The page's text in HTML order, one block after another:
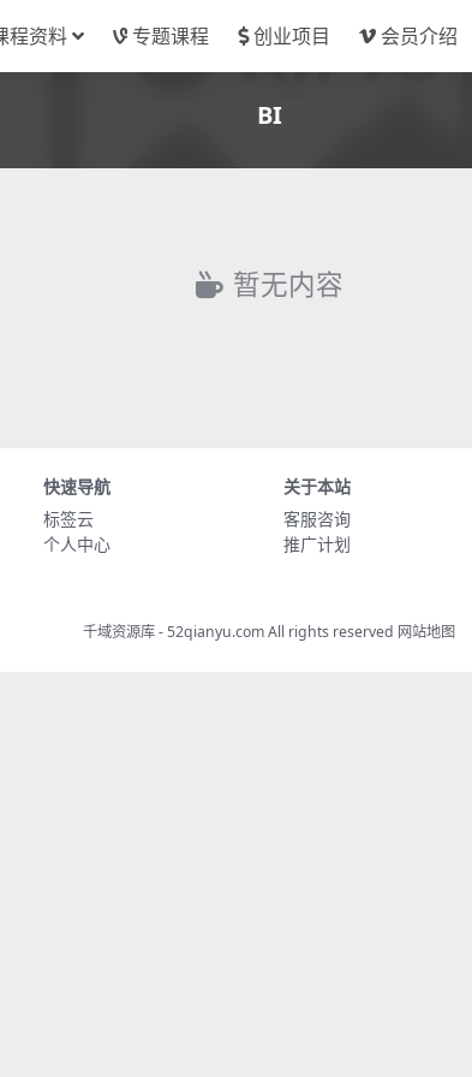
程资料 专题课程 创业项目 会员介绍
BI
暂无内容
快速导航
标签云
个人中心
关于本站
客服咨询
推广计划
千域资源库 - 52qianyu.com All rights reserved 网站地图